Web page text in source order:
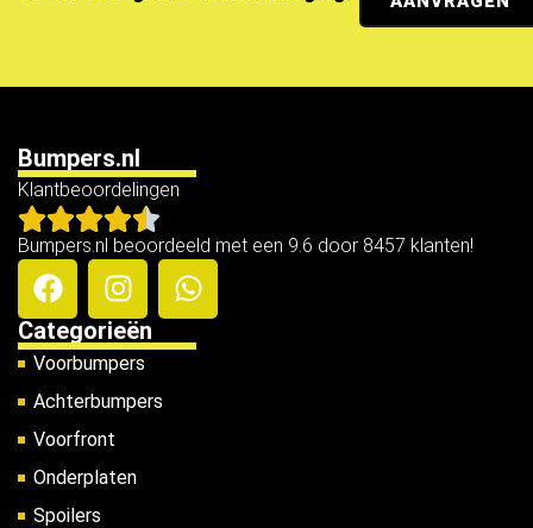
Bumpers.nl
Klantbeoordelingen
Bumpers.nl beoordeeld met een 9.6 door 8457 klanten!
Categorieën
Voorbumpers
Achterbumpers
Voorfront
Onderplaten
Spoilers